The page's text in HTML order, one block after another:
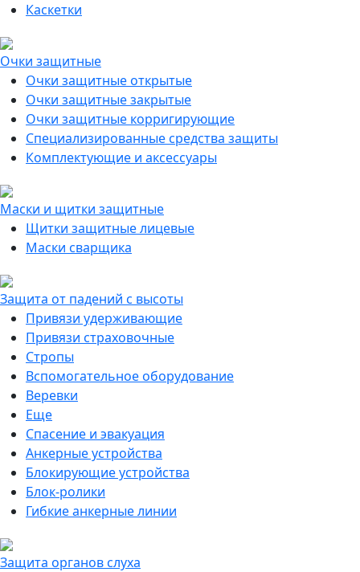
Каскетки
Очки защитные
Очки защитные открытые
Очки защитные закрытые
Очки защитные корригирующие
Специализированные средства защиты
Комплектующие и аксессуары
Маски и щитки защитные
Щитки защитные лицевые
Маски сварщика
Защита от падений с высоты
Привязи удерживающие
Привязи страховочные
Стропы
Вспомогательное оборудование
Веревки
Еще
Спасение и эвакуация
Анкерные устройства
Блокирующие устройства
Блок-ролики
Гибкие анкерные линии
Защита органов слуха